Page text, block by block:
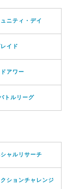
ニティ・デイ
イド
ドアワー
トルリーグ
ャルリサーチ
ションチャレンジ